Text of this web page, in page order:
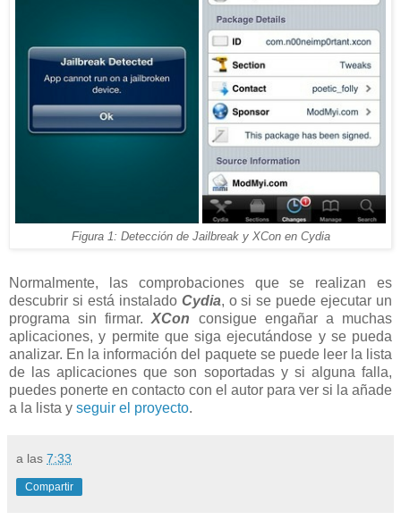
Figura 1: Detección de Jailbreak y XCon en Cydia
Normalmente, las comprobaciones que se realizan es
descubrir si está instalado Cydia, o si se puede ejecutar un
programa sin firmar.XCon consigue engañar a muchas
aplicaciones, y permite que siga ejecutándose y se pueda
analizar. En la información del paquete se puede leer la lista
de las aplicaciones que son soportadas y si alguna falla,
puedes ponerte en contacto con el autor para ver si la añade
a la lista y seguir el proyecto.
a las 7:33
Compartir